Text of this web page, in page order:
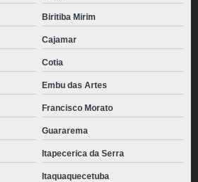
Biritiba Mirim
Cajamar
Cotia
Embu das Artes
Francisco Morato
Guararema
Itapecerica da Serra
Itaquaquecetuba